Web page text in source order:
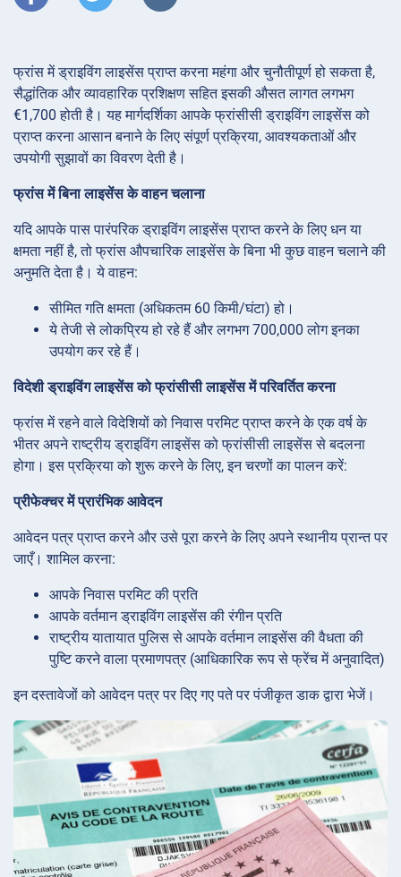
फ्रांस में ड्राइविंग लाइसेंस प्राप्त करना महंगा और चुनौतीपूर्ण हो सकता है,
सैद्धांतिक और व्यावहारिक प्रशिक्षण सहित इसकी औसत लागत लगभग
€1,700 होती है। यह मार्गदर्शिका आपके फ्रांसीसी ड्राइविंग लाइसेंस को
प्राप्त करना आसान बनाने के लिए संपूर्ण प्रक्रिया, आवश्यकताओं और
उपयोगी सुझावों का विवरण देती है।
फ्रांस में बिना लाइसेंस के वाहन चलाना
यदि आपके पास पारंपरिक ड्राइविंग लाइसेंस प्राप्त करने के लिए धन या
क्षमता नहीं है, तो फ्रांस औपचारिक लाइसेंस के बिना भी कुछ वाहन चलाने की
अनुमति देता है। ये वाहन:
सीमित गति क्षमता (अधिकतम 60 किमी/घंटा) हो।
ये तेजी से लोकप्रिय हो रहे हैं और लगभग 700,000 लोग इनका
उपयोग कर रहे हैं।
विदेशी ड्राइविंग लाइसेंस को फ्रांसीसी लाइसेंस में परिवर्तित करना
फ्रांस में रहने वाले विदेशियों को निवास परमिट प्राप्त करने के एक वर्ष के
भीतर अपने राष्ट्रीय ड्राइविंग लाइसेंस को फ्रांसीसी लाइसेंस से बदलना
होगा। इस प्रक्रिया को शुरू करने के लिए, इन चरणों का पालन करें:
प्रीफेक्चर में प्रारंभिक आवेदन
आवेदन पत्र प्राप्त करने और उसे पूरा करने के लिए अपने स्थानीय प्रान्त पर
जाएँ। शामिल करना:
आपके निवास परमिट की प्रति
आपके वर्तमान ड्राइविंग लाइसेंस की रंगीन प्रति
राष्ट्रीय यातायात पुलिस से आपके वर्तमान लाइसेंस की वैधता की
पुष्टि करने वाला प्रमाणपत्र (आधिकारिक रूप से फ्रेंच में अनुवादित)
इन दस्तावेजों को आवेदन पत्र पर दिए गए पते पर पंजीकृत डाक द्वारा भेजें।